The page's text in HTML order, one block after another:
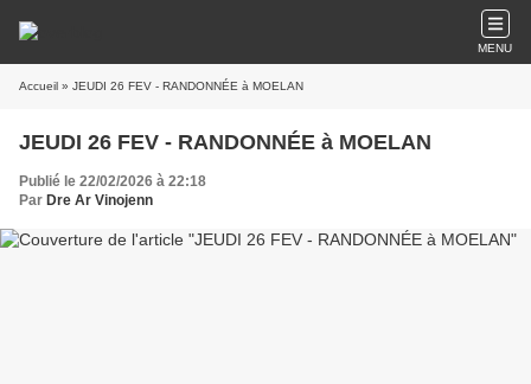
MENU
Accueil » JEUDI 26 FEV - RANDONNÉE à MOELAN
JEUDI 26 FEV - RANDONNÉE à MOELAN
Publié le 22/02/2026 à 22:18
Par Dre Ar Vinojenn